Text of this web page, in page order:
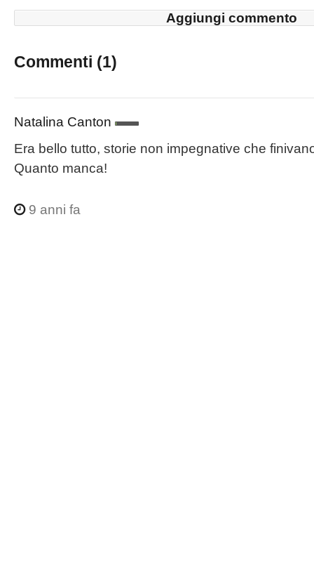
Aggiungi commento
Commenti (1)
Natalina Canton
Era bello tutto, storie non impegnative che
Quanto manca!
9 anni fa